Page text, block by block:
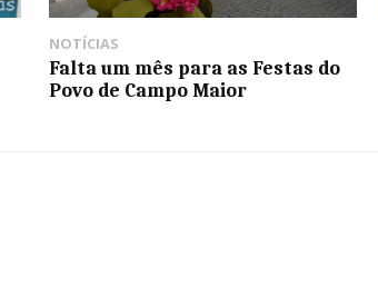
NOTÍCIAS
Falta um mês para as Festas do
Povo de Campo Maior